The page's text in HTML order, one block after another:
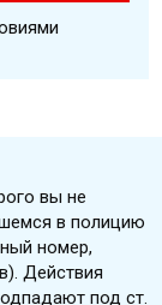
вы не
в полицию
номер,
Действия
под ст.